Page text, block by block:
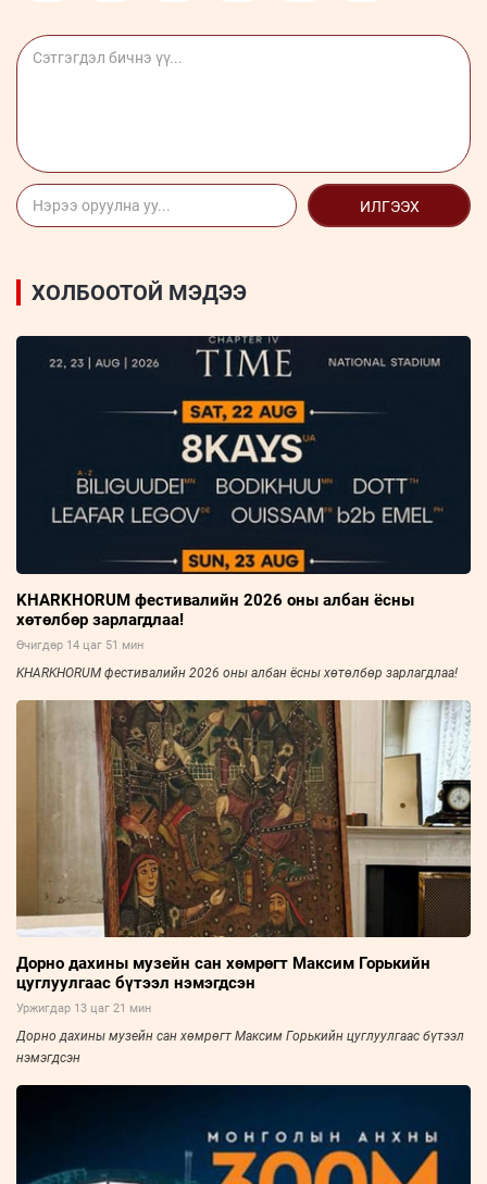
ИЛГЭЭХ
ХОЛБООТОЙ МЭДЭЭ
KHARKHORUM фестивалийн 2026 оны албан ёсны
хөтөлбөр зарлагдлаа!
Өчигдөр 14 цаг 51 мин
KHARKHORUM фестивалийн 2026 оны албан ёсны хөтөлбөр зарлагдлаа!
Дорно дахины музейн сан хөмрөгт Максим Горькийн
цуглуулгаас бүтээл нэмэгдсэн
Уржигдар 13 цаг 21 мин
Дорно дахины музейн сан хөмрөгт Максим Горькийн цуглуулгаас бүтээл
нэмэгдсэн